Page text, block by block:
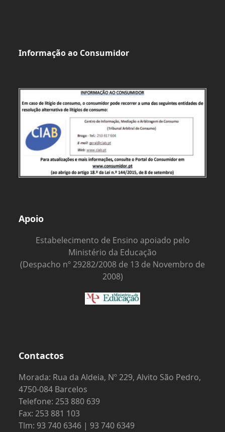
Informação ao Consumidor
Apoio
Estabelecimento de Ensino apoiado pelo
Ministério da Educação
(Despacho nº 29282/2008 de 13 de Novembro de
2008)
Contactos
Morada: Rua da Aldeia, Nº 229, Alvito São Pedro,
4750-084 Barcelos
Telefone: 253 880 639
Fax: 253 881 103
Tlm: 93 740 6346 | 93 740 6349